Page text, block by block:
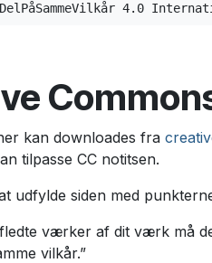
4.0
kan downloades fra
tilpasse CC notitsen.
udfylde siden med
værker af dit værk må
vilkår.”